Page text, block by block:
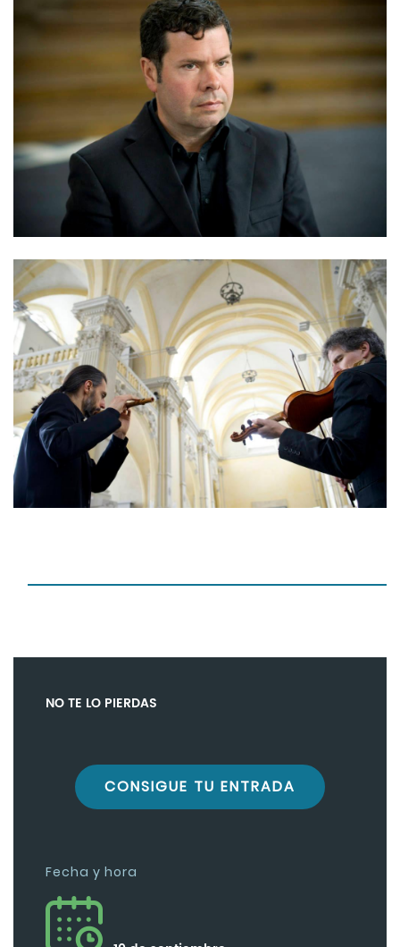
NO TE LO PIERDAS
CONSIGUE TU ENTRADA
Fecha y hora